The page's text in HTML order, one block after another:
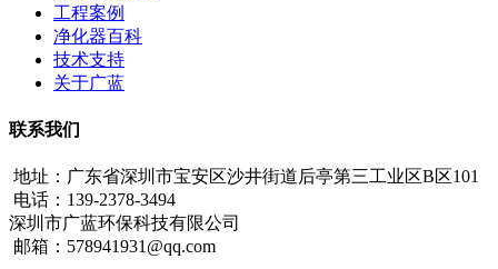
工程案例
净化器百科
技术支持
关于广蓝
联系我们
地址：广东省深圳市宝安区沙井街道后亭第三工业区B区101
电话：139-2378-3494
深圳市广蓝环保科技有限公司
邮箱：578941931@qq.com